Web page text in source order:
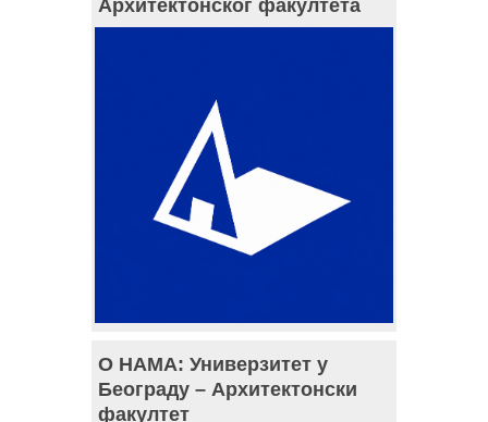
Архитектонског факултета
О НАМА: Универзитет у
Београду – Архитектонски
факултет